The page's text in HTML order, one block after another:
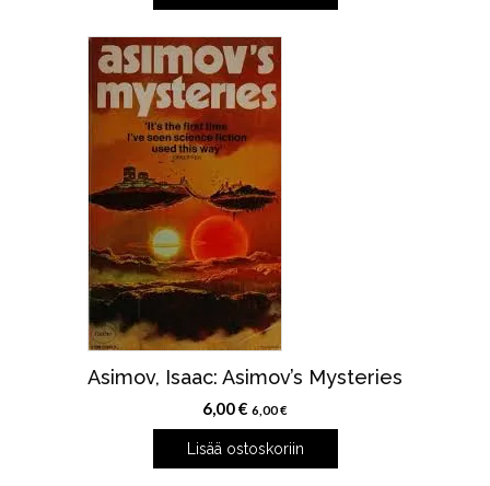
Asimov, Isaac: Asimov’s Mysteries
6,00€ 6,00€
Lisää ostoskoriin